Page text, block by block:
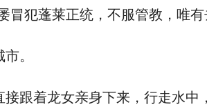
犯蓬莱正统，不服管教，唯有
。
着龙女亲身下来，行走水中